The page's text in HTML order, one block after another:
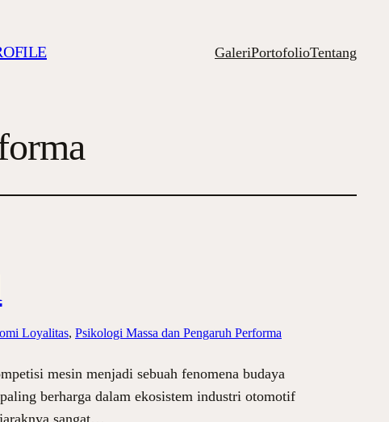
GaleriPortofolioTentang
Loyalitas, Psikologi Massa dan Pengaruh Performa
mesin menjadi sebuah fenomena budaya
berharga dalam ekosistem industri otomotif